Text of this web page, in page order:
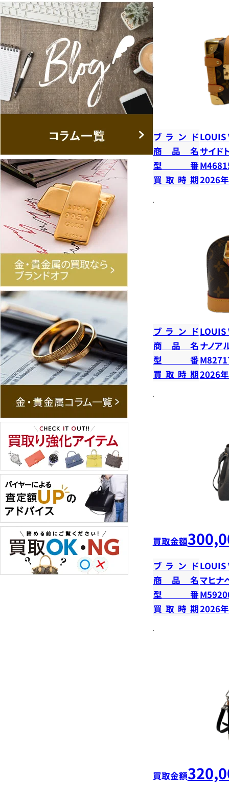
ブランドLOUIS
商品名 サイド
型番
買取時期2026
ブランドLOUIS
商品名 ナノア
型番
買取時期2026
買取金額
ブランドLOUIS
商品名マヒナ
型番
買取時期2026
買取金額